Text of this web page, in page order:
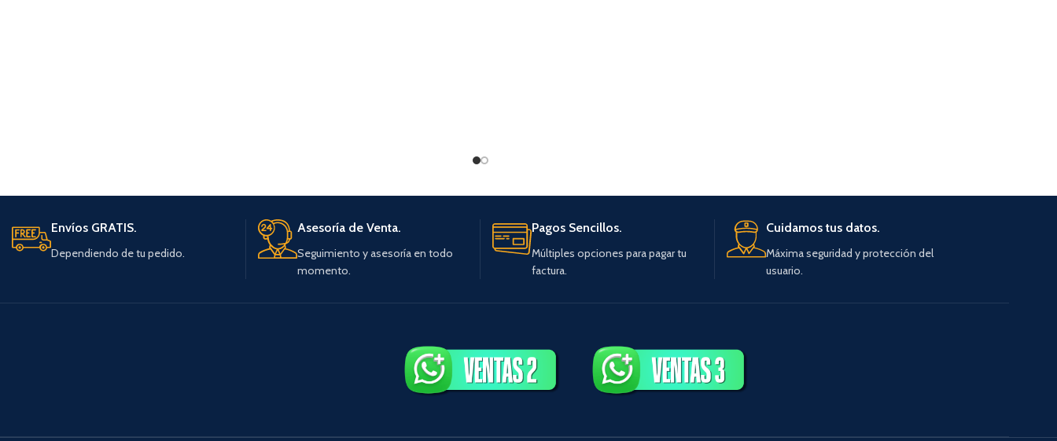
Envíos GRATIS.
Dependiendo de tu pedido.
Asesoría de Venta.
Seguimiento y asesoría en todo
momento.
Pagos Sencillos.
Múltiples opciones para pagar tu
factura.
Cuidamos tus datos.
Máxima seguridad y protección del
usuario.